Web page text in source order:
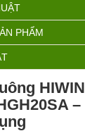
PHẨM